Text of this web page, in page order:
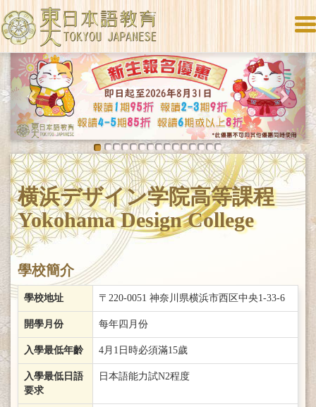
Previous Next
横浜デザイン学院高等課程
Yokohama Design College
學校簡介
學校地址 〒220-0051 神奈川県横浜市西区中央1-33-6
開學月份 每年四月份
入學最低年齡 4月1日時必須滿15歲
入學最低日語
要求
日本語能力試N2程度